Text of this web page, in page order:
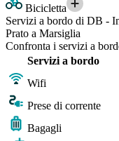
Bicicletta
Servizi a bordo di DB -
Prato a Marsiglia
Confronta i servizi a
Servizi a bordo
Wifi
Prese di corrente
Bagagli